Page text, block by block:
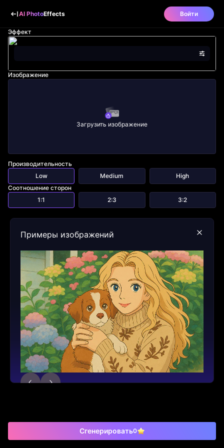
AI PhotoEffects Войти
Эффект
Изображение
Загрузить изображение
Производительность
Low
Medium
High
Соотношение сторон
1:1
2:3 3:2
Сгенерировать0
Примеры изображений